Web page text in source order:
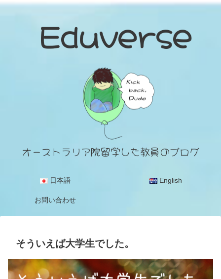
Eduverse
オーストラリア院留学した教員のブログ
日本語 English
お問い合わせ
そういえば大学生でした。